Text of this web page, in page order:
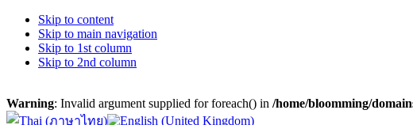
Skip to content
Skip to main navigation
Skip to 1st column
Skip to 2nd column
Warning: Invalid argument supplied for foreach() in /home/bloomming/